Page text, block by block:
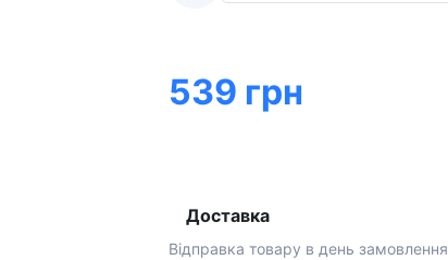
539 грн
Доставка
Відправка товару в день замовлення